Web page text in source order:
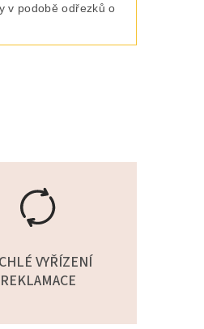
v podobě odřezků o
VYŘÍZENÍ
REKLAMACE